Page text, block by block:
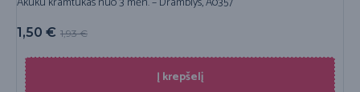
1,93€
1,50 €
Į krepšelį